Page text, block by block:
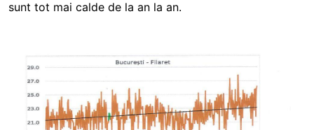
sunt tot mai calde de la an la an.